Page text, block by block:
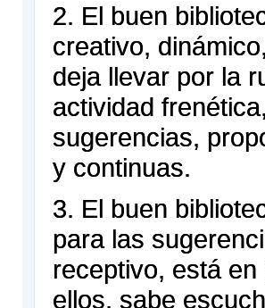
2. El buen
creativo,
deja llevar por la
actividad
sugerencias,
y continuas.
3. El buen
para las
receptivo, está
ellos, sabe